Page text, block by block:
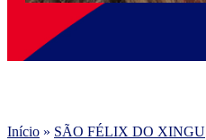
Início » SÃO FÉLIX DO XINGU